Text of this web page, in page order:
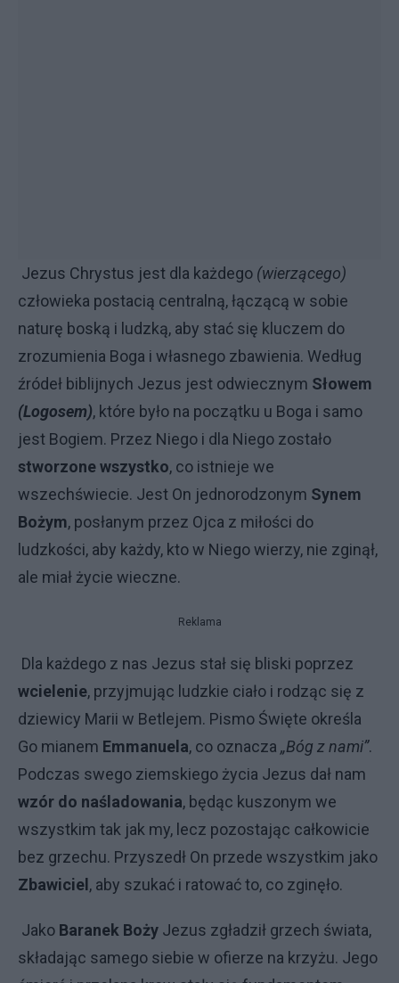
Jezus Chrystus jest dla każdego (wierzącego)
człowieka postacią centralną, łączącą w sobie
naturę boską i ludzką, aby stać się kluczem do
zrozumienia Boga i własnego zbawienia. Według
źródeł biblijnych Jezus jest odwiecznym Słowem
(Logosem), które było na początku u Boga i samo
jest Bogiem. Przez Niego i dla Niego zostało
stworzone wszystko, co istnieje we
wszechświecie. Jest On jednorodzonym Synem
Bożym, posłanym przez Ojca z miłości do
ludzkości, aby każdy, kto w Niego wierzy, nie zginął,
ale miał życie wieczne.
Reklama
Dla każdego z nas Jezus stał się bliski poprzez
wcielenie, przyjmując ludzkie ciało i rodząc się z
dziewicy Marii w Betlejem. Pismo Święte określa
Go mianem Emmanuela, co oznacza „Bóg z nami”.
Podczas swego ziemskiego życia Jezus dał nam
wzór do naśladowania, będąc kuszonym we
wszystkim tak jak my, lecz pozostając całkowicie
bez grzechu. Przyszedł On przede wszystkim jako
Zbawiciel , aby szukać i ratować to, co zginęło.
Jako Baranek Boży Jezus zgładził grzech świata,
składając samego siebie w ofierze na krzyżu. Jego